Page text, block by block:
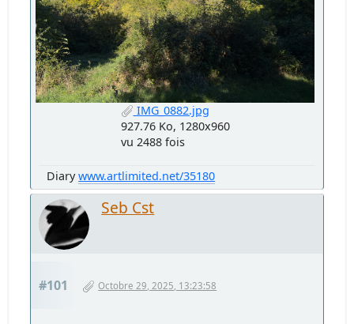
IMG_0882.jpg
927.76 Ko, 1280x960
vu 2488 fois
Diarywww.artlimited.net/35180
Seb Cst
#101 Octobre 29, 2025, 13:23:58